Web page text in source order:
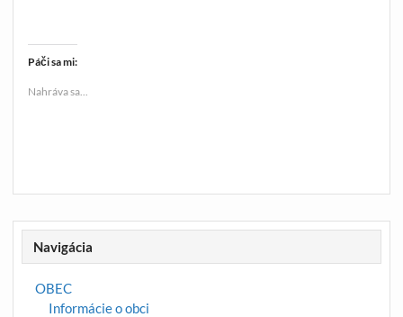
Páči sa mi:
Nahráva sa...
Navigácia
OBEC
Informácie o obci